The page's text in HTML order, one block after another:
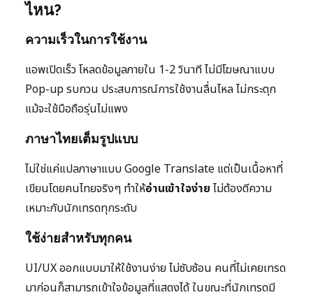
ไหน?
ความเร็วในการใช้งาน
แอพเปิดเร็ว โหลดข้อมูลภายใน 1-2 วินาที ไม่มีโฆษณาแบบ
Pop-up รบกวน ประสบการณ์การใช้งานลื่นไหล ไม่กระตุก
แม้จะใช้มือถือรุ่นไม่แพง
ภาษาไทยเต็มรูปแบบ
ไม่ใช่แค่แปลภาษาแบบ Google Translate แต่เป็นเนื้อหาที่
เขียนโดยคนไทยจริงๆ ทำให้อ่านเข้าใจง่าย ไม่ต้องตีความ
เหมาะกับนักเทรดทุกระดับ
ใช้ง่ายสำหรับทุกคน
UI/UX ออกแบบมาให้ใช้งานง่าย ไม่ซับซ้อน คนที่ไม่เคยเทรด
มาก่อนก็สามารถเข้าใจข้อมูลที่แสดงได้ ในขณะที่นักเทรดมี